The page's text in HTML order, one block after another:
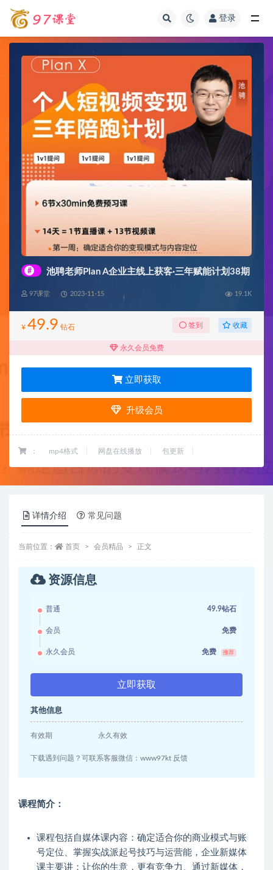
登录
# 池聘老师Plan A企业主线上获客·三年赋能计划38期
97课堂 2023-11-15 19.1K
¥ 49.9 钻石 签到 收藏
永久会员免费
立即获取
升级会员
： mp4格式 网盘在线播放 包更新
详情介绍 常见问题
当前位置： 首页 会员精品 正文
资源信息
普通 49.9钻石
会员 免费
永久会员 免费 推荐
立即获取
其他信息
有效期 永久有效
下载遇到问题？可联系客服微信：www97kt 反馈
课程简介：
课程包括自媒体课内容：确定适合你的商业模式与账
号定位、掌握实战派起号技巧与运营能，企业新媒体
课主要讲：让你的生意，更有竞争力、通过新媒体，